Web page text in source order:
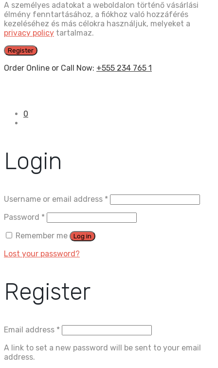
A személyes adatokat a weboldalon történő vásárlási
élmény fenntartásához, a fiókhoz való hozzáférés
kezeléséhez és más célokra használjuk, melyeket a
privacy policy tartalmaz.
Register
Order Online or Call Now: +555 234 765 1
0
Login
Username or email address *
Password *
Remember me
Log in
Lost your password?
Register
Email address *
A link to set a new password will be sent to your email
address.